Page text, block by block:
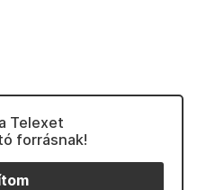
Telexet
forrásnak!